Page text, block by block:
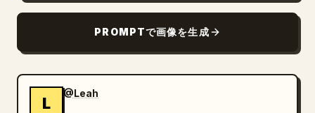
PROMPTで画像を生成
L
@Leah